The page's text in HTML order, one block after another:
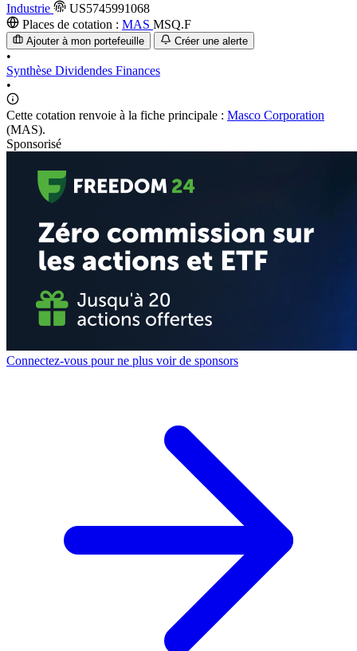
Industrie
US5745991068
Places de cotation : MAS MSQ.F
Ajouter à mon portefeuille Créer une alerte
•
Synthèse Dividendes Finances
•
Cette cotation renvoie à la fiche principale : Masco Corporation
(MAS).
Sponsorisé
Connectez-vous pour ne plus voir de sponsors